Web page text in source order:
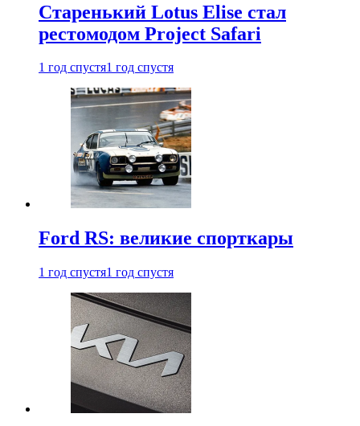
Старенький Lotus Elise стал
рестомодом Project Safari
1 год спустя1 год спустя
Ford RS: великие спорткары
1 год спустя1 год спустя